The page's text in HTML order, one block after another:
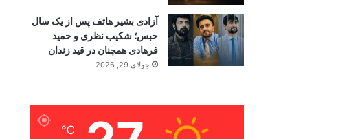
آزادی بشیر هاتف پس از یک سال
حبس؛ شکیب نظری و حمید
فرهادی همچنان در قید زندان
جولای 29, 2026
℃